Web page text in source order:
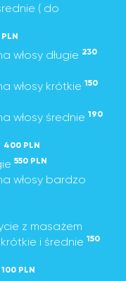
( do
włosy długie 230
włosy krótkie 150
włosy średnie 190
400 PLN
550 PLN
włosy bardzo
z masażem
i średnie 150
100 PLN